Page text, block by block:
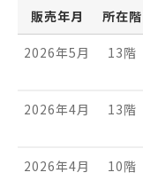
販売年月 所在階
2026年5月 13階
2026年4月 13階
2026年4月 10階